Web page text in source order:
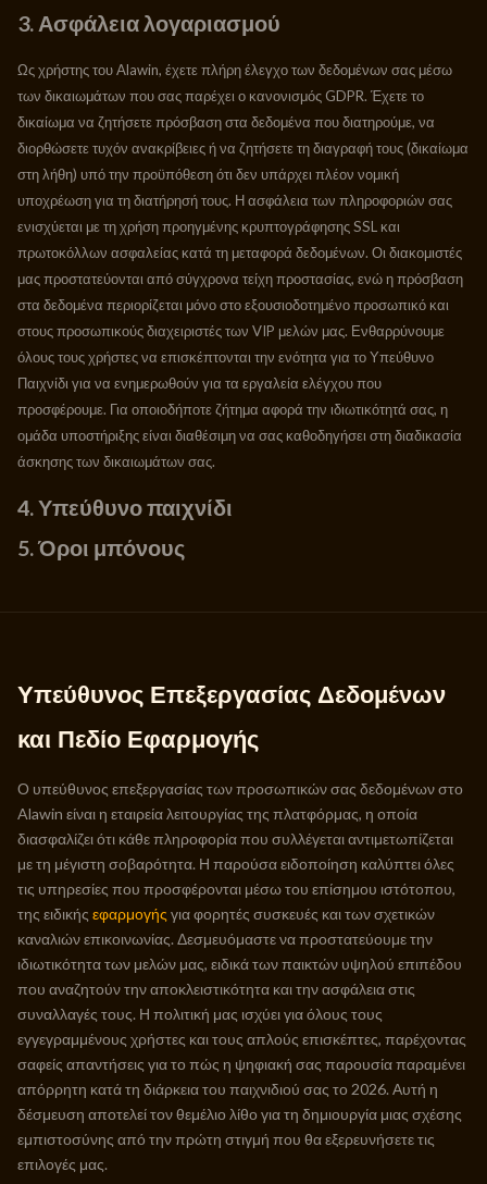
3. Ασφάλεια λογαριασμού
Ως χρήστης του Alawin, έχετε πλήρη έλεγχο των δεδομένων σας μέσω
των δικαιωμάτων που σας παρέχει ο κανονισμός GDPR. Έχετε το
δικαίωμα να ζητήσετε πρόσβαση στα δεδομένα που διατηρούμε, να
διορθώσετε τυχόν ανακρίβειες ή να ζητήσετε τη διαγραφή τους (δικαίωμα
στη λήθη) υπό την προϋπόθεση ότι δεν υπάρχει πλέον νομική
υποχρέωση για τη διατήρησή τους. Η ασφάλεια των πληροφοριών σας
ενισχύεται με τη χρήση προηγμένης κρυπτογράφησης SSL και
πρωτοκόλλων ασφαλείας κατά τη μεταφορά δεδομένων. Οι διακομιστές
μας προστατεύονται από σύγχρονα τείχη προστασίας, ενώ η πρόσβαση
στα δεδομένα περιορίζεται μόνο στο εξουσιοδοτημένο προσωπικό και
στους προσωπικούς διαχειριστές των VIP μελών μας. Ενθαρρύνουμε
όλους τους χρήστες να επισκέπτονται την ενότητα για το Υπεύθυνο
Παιχνίδι για να ενημερωθούν για τα εργαλεία ελέγχου που
προσφέρουμε. Για οποιοδήποτε ζήτημα αφορά την ιδιωτικότητά σας, η
ομάδα υποστήριξης είναι διαθέσιμη να σας καθοδηγήσει στη διαδικασία
άσκησης των δικαιωμάτων σας.
4. Υπεύθυνο παιχνίδι
5. Όροι μπόνους
Υπεύθυνος Επεξεργασίας Δεδομένων
και Πεδίο Εφαρμογής
Ο υπεύθυνος επεξεργασίας των προσωπικών σας δεδομένων στο
Alawin είναι η εταιρεία λειτουργίας της πλατφόρμας, η οποία
διασφαλίζει ότι κάθε πληροφορία που συλλέγεται αντιμετωπίζεται
με τη μέγιστη σοβαρότητα. Η παρούσα ειδοποίηση καλύπτει όλες
τις υπηρεσίες που προσφέρονται μέσω του επίσημου ιστότοπου,
της ειδικής εφαρμογής για φορητές συσκευές και των σχετικών
καναλιών επικοινωνίας. Δεσμευόμαστε να προστατεύουμε την
ιδιωτικότητα των μελών μας, ειδικά των παικτών υψηλού επιπέδου
που αναζητούν την αποκλειστικότητα και την ασφάλεια στις
συναλλαγές τους. Η πολιτική μας ισχύει για όλους τους
εγγεγραμμένους χρήστες και τους απλούς επισκέπτες, παρέχοντας
σαφείς απαντήσεις για το πώς η ψηφιακή σας παρουσία παραμένει
απόρρητη κατά τη διάρκεια του παιχνιδιού σας το 2026. Αυτή η
δέσμευση αποτελεί τον θεμέλιο λίθο για τη δημιουργία μιας σχέσης
εμπιστοσύνης από την πρώτη στιγμή που θα εξερευνήσετε τις
επιλογές μας.